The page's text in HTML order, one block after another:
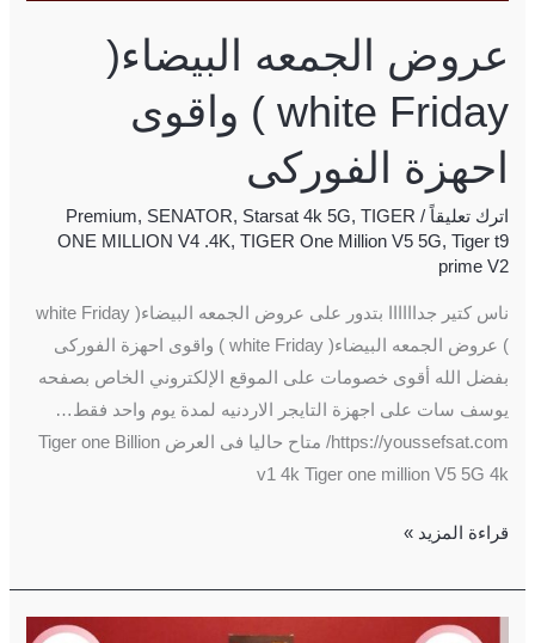
عروض الجمعه البيضاء(
white Friday ) واقوى
احهزة الفوركى
اترك تعليقاً /
Premium, SENATOR, Starsat 4k 5G, TIGER
ONE MILLION V4 .4K, TIGER One Million V5 5G, Tiger t9
prime V2
ناس كتير جداااااا بتدور على عروض الجمعه البيضاء( white Friday
) عروض الجمعه البيضاء( white Friday ) واقوى احهزة الفوركى
بفضل الله أقوى خصومات على الموقع الإلكتروني الخاص بصفحه
يوسف سات على اجهزة التايجر الاردنيه لمدة يوم واحد فقط…
https://youssefsat.com/ متاح حاليا فى العرض Tiger one Billion
v1 4k Tiger one million V5 5G 4k
قراءة المزيد »
افضل